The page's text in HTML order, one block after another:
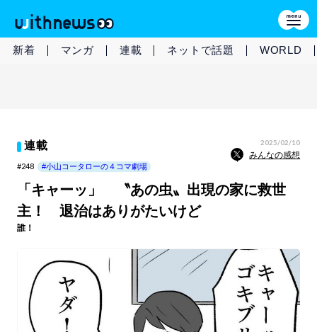
新着 マンガ 連載 ネットで話題 WORLD
連載 2025/02/10
みんなの感想
#248 #小山コータローの４コマ劇場
「キャーッ」 〝あの虫〟出現の家に救世
主！ 退治はありがたいけど
誰！